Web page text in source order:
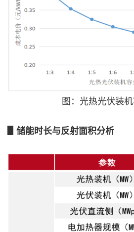
图：光热光伏装
▋储能时长与反射面积分析